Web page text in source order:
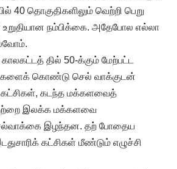
40 தொகுதிகளிலும் வெற்றி பெறு
நம்பிக்கை. அதேபோல எல்லா
தில் 50-க்கும் மேற்பட்ட
கொண்டு செல் வாக்குடன்
கட்சிகள், கடந்த மக்களவைத்
ஒற்றை இலக்க மக்களவை
இழந்தன. தற் போதைய
கட்சிகள் மீண்டும் எழுச்சி